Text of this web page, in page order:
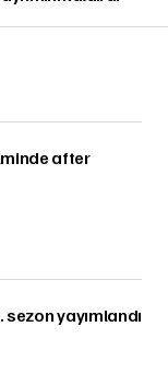
after
sezon yayımlandı